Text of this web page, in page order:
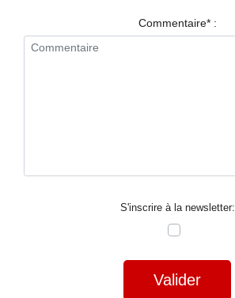
Commentaire* :
S'inscrire à la newsletter:
Valider